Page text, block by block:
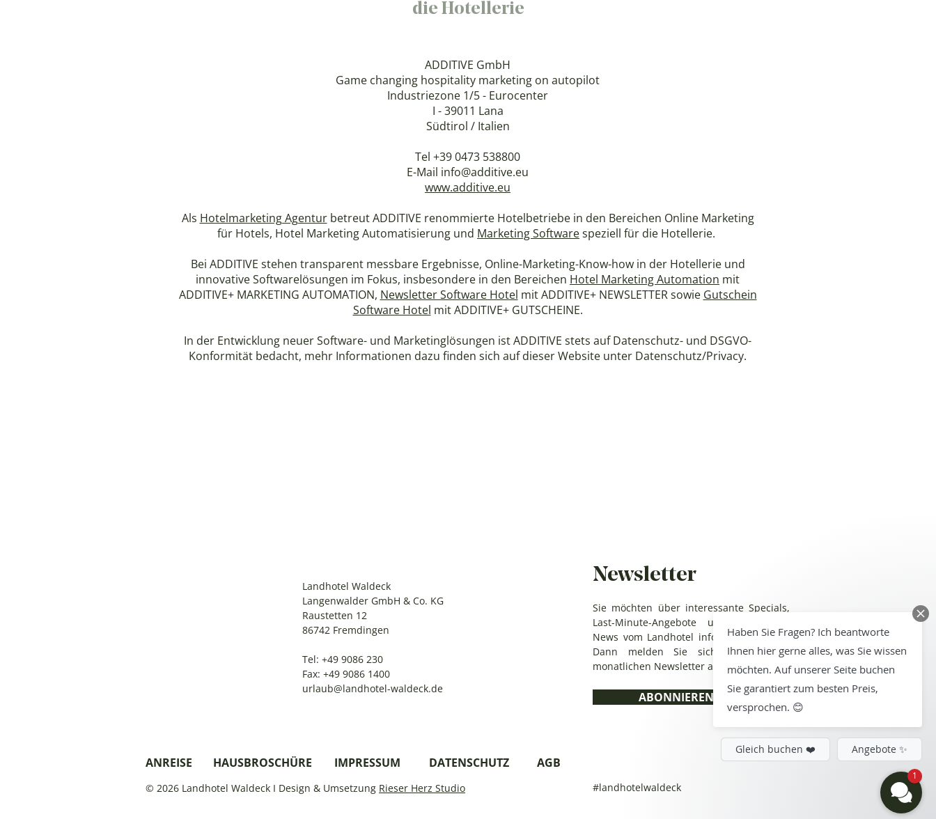
die Hotellerie
ADDITIVE GmbH
Game changing hospitality marketing on autopilot
Industriezone 1/5 - Eurocenter
I - 39011 Lana
Südtirol / Italien
Tel +39 0473 538800
E-Mail info@additive.eu
www.additive.eu
Als Hotelmarketing Agentur betreut ADDITIVE renommierte Hotelbetriebe in den Bereichen Online Marketing
für Hotels, Hotel Marketing Automatisierung und Marketing Softwarespeziell für die Hotellerie.
Bei ADDITIVE stehen transparent messbare Ergebnisse, Online-Marketing-Know-how in der Hotellerie und
innovative Softwarelösungen im Fokus, insbesondere in den Bereichen Hotel Marketing Automation mit
ADDITIVE+ MARKETING AUTOMATION, Newsletter Software Hotel mit ADDITIVE+ NEWSLETTER sowie Gutschein
Software Hotel mit ADDITIVE+ GUTSCHEINE.
In der Entwicklung neuer Software- und Marketinglösungen ist ADDITIVE stets auf Datenschutz- und DSGVO-
Konformität bedacht, mehr Informationen dazu finden sich auf dieser Website unter Datenschutz/Privacy.
Landhotel Waldeck
Langenwalder GmbH & Co. KG
Raustetten 12
86742 Fremdingen
Tel: +49 9086 230
Fax: +49 9086 1400
urlaub@landhotel-waldeck.de
ANREISE HAUSBROSCHÜRE IMPRESSUM DATENSCHUTZ AGB
© 2026 Landhotel Waldeck I Design & Umsetzung Rieser Herz Studio
Newsletter
Sie möchten über interessante Specials,
Last-Minute-Angebote und spannende
News vom Landhotel informiert werden?
Dann melden Sie sich zu unserem
monatlichen Newsletter an.
ABONNIEREN
#landhotelwaldeck
Haben Sie Fragen? Ich beantworte
Ihnen hier gerne alles, was Sie wissen
möchten. Auf unserer Seite buchen
Sie garantiert zum besten Preis,
versprochen. 😊
Gleich buchen ❤️ Angebote ✨
1